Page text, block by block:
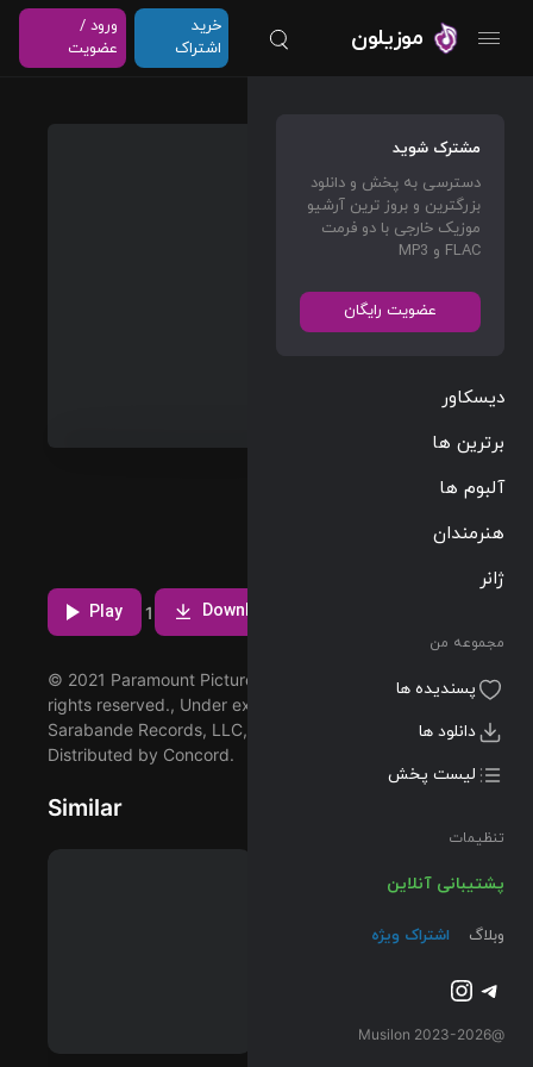
موزیلون
خرید
اشتراک
ورود /
عضویت
مشترک شوید
دسترسی به پخش و دانلود
بزرگترین و بروز ترین آرشیو
موزیک خارجی با دو فرمت
FLAC و MP3
عضویت رایگان
دیسکاور
برترین ها
آلبوم ها
هنرمندان
ژانر
مجموعه من
پسندیده ها
دانلود ها
لیست پخش
تنظیمات
پشتیبانی آنلاین
وبلاگ اشتراک ویژه
تلگراماینستاگرم
@2023-2026 Musilon
I Don’t
Reme
mber
John
Powell
Film Scores
2025/04/22
آهنگ I Don’t
بیست و دومین
Paycheck
Motion Picture
Powell اجرا شده
با دو کیفیت
دریافت کنید.
Play 1 Download
© 2021 Paramount Pictures and DreamWorks L.L.C. All
rights reserved., Under exclusive license to Varèse
Sarabande Records, LLC, a Concord company.
Distributed by Concord.
Similar